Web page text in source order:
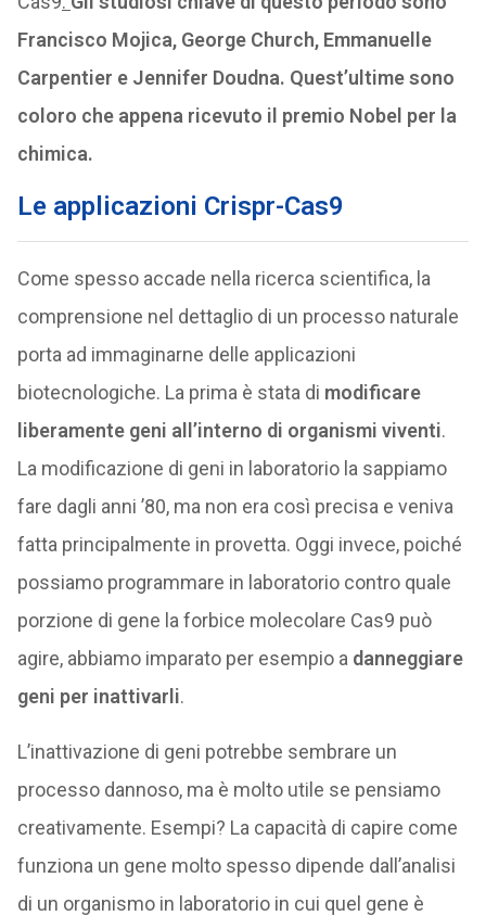
Francisco Mojica, George Church, Emmanuelle
Carpentier e Jennifer Doudna. Quest’ultime sono
coloro che appena ricevuto il premio Nobel per la
chimica.
Le applicazioni Crispr-Cas9
Come spesso accade nella ricerca scientifica, la
comprensione nel dettaglio di un processo naturale
porta ad immaginarne delle applicazioni
biotecnologiche. La prima è stata di modificare
liberamente geni all’interno di organismi viventi.
La modificazione di geni in laboratorio la sappiamo
fare dagli anni ’80, ma non era così precisa e veniva
fatta principalmente in provetta. Oggi invece, poiché
possiamo programmare in laboratorio contro quale
porzione di gene la forbice molecolare Cas9 può
agire, abbiamo imparato per esempio a danneggiare
geni per inattivarli.
L’inattivazione di geni potrebbe sembrare un
processo dannoso, ma è molto utile se pensiamo
creativamente. Esempi? La capacità di capire come
funziona un gene molto spesso dipende dall’analisi
di un organismo in laboratorio in cui quel gene è